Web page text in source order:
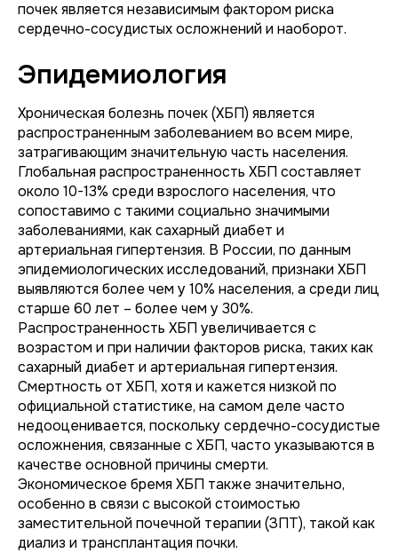
почек является независимым фактором риска
сердечно-сосудистых осложнений и наоборот.
Эпидемиология
Хроническая болезнь почек (ХБП) является
распространенным заболеванием во всем мире,
затрагивающим значительную часть населения.
Глобальная распространенность ХБП составляет
около 10-13% среди взрослого населения, что
сопоставимо с такими социально значимыми
заболеваниями, как сахарный диабет и
артериальная гипертензия. В России, по данным
эпидемиологических исследований, признаки ХБП
выявляются более чем у 10% населения, а среди лиц
старше 60 лет – более чем у 30%.
Распространенность ХБП увеличивается с
возрастом и при наличии факторов риска, таких как
сахарный диабет и артериальная гипертензия.
Смертность от ХБП, хотя и кажется низкой по
официальной статистике, на самом деле часто
недооценивается, поскольку сердечно-сосудистые
осложнения, связанные с ХБП, часто указываются в
качестве основной причины смерти.
Экономическое бремя ХБП также значительно,
особенно в связи с высокой стоимостью
заместительной почечной терапии (ЗПТ), такой как
диализ и трансплантация почки.